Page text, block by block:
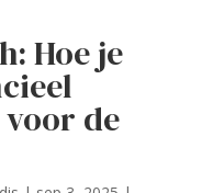
Hoe je
de